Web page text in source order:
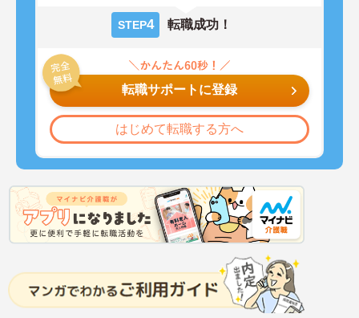
STEP4 転職成功！
転職サポートに登録
はじめて転職する方へ